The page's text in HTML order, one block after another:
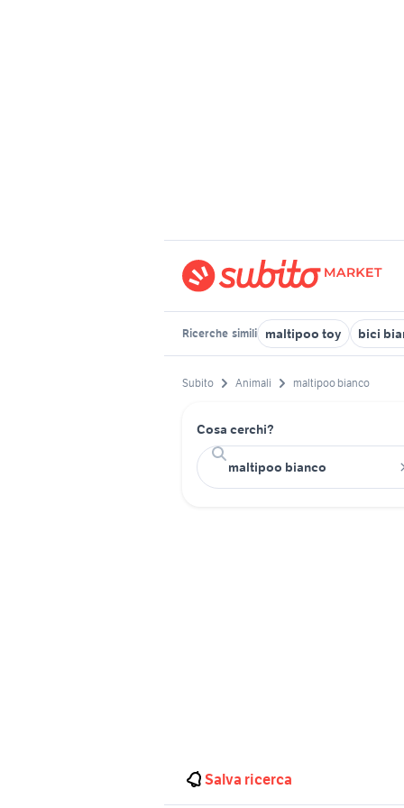
Ricerche simili maltipoo toy bici
Subito Animali maltipoo bianco
Cosa cerchi?
Salva ricerca